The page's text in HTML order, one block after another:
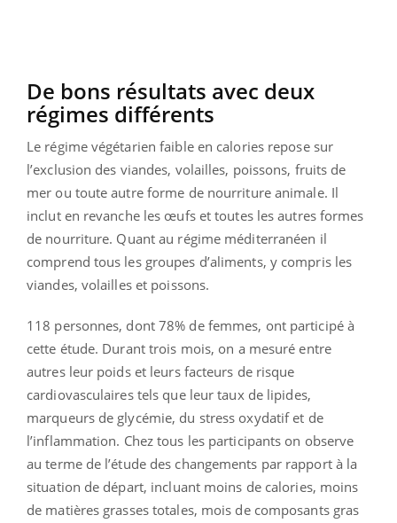
De bons résultats avec deux
régimes différents
Le régime végétarien faible en calories repose sur
l’exclusion des viandes, volailles, poissons, fruits de
mer ou toute autre forme de nourriture animale. Il
inclut en revanche les œufs et toutes les autres formes
de nourriture. Quant au régime méditerranéen il
comprend tous les groupes d’aliments, y compris les
viandes, volailles et poissons.
118 personnes, dont 78% de femmes, ont participé à
cette étude. Durant trois mois, on a mesuré entre
autres leur poids et leurs facteurs de risque
cardiovasculaires tels que leur taux de lipides,
marqueurs de glycémie, du stress oxydatif et de
l’inflammation. Chez tous les participants on observe
au terme de l’étude des changements par rapport à la
situation de départ, incluant moins de calories, moins
de matières grasses totales, mois de composants gras